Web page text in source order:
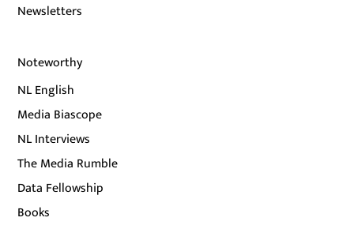
Newsletters
Noteworthy
NL English
Media Biascope
NL Interviews
The Media Rumble
Data Fellowship
Books